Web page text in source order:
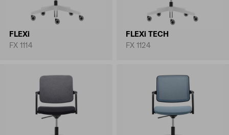
FLEXi
FX 1114
FLEXi TECH
FX 1124